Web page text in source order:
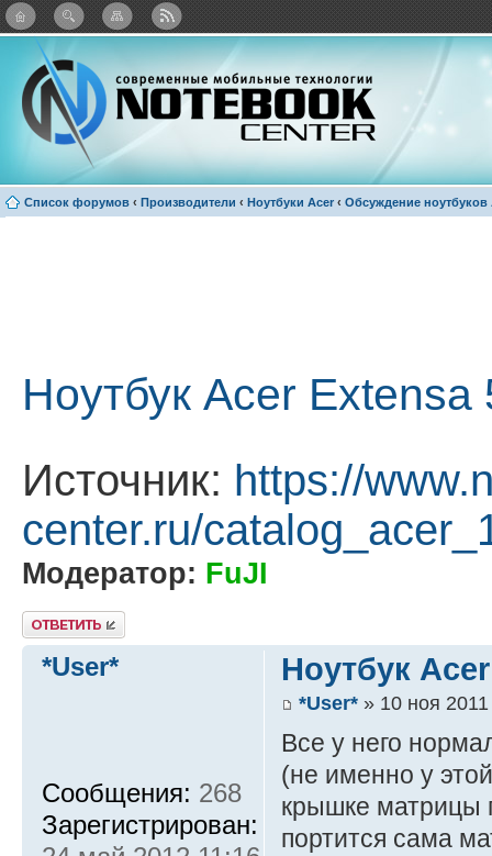
Каталог виджетов
Список форумов ‹ Производители ‹ Ноутбуки Acer ‹ Обсуждение ноутбуков
Ноутбук Acer
Источник: https://
center.ru/
Модератор: FuJI
Ответить
Ноутбук
*User*» 10 ноя 2011
Все у него
(не именно у
крышке матрицы
портится сама
*User*
Сообщения: 268
Зарегистрирован: